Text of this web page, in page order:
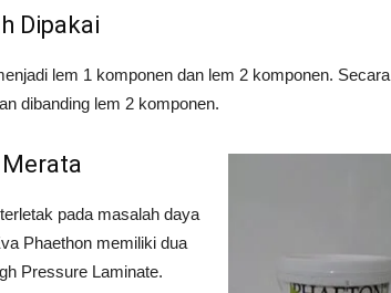
Dipakai
lem 1 komponen dan lem 2 komponen. Secara
dibanding lem 2 komponen.
pada masalah daya
Phaethon memiliki dua
Pressure Laminate.